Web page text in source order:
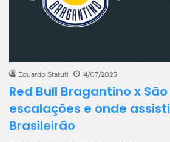
Eduardo Statuti 14/07/2025
Red Bull Bragantino x
escalações e onde
Brasileirão